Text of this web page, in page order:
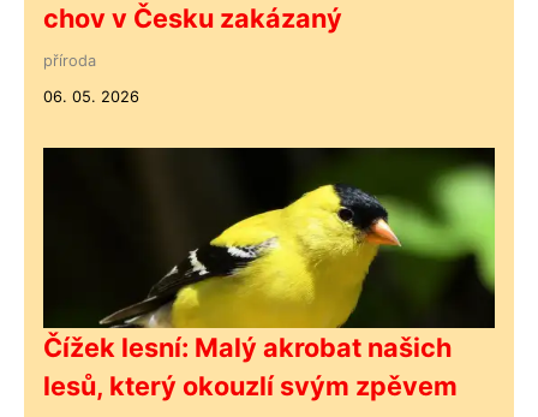
chov v Česku zakázaný
příroda
06. 05. 2026
Čížek lesní: Malý akrobat našich
lesů, který okouzlí svým zpěvem